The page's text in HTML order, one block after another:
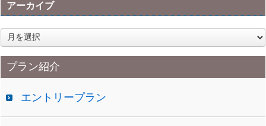
アーカイブ
ア
ー
カ
イプラン紹介
エントリープラン